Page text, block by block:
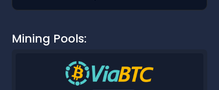
Mining Pools: